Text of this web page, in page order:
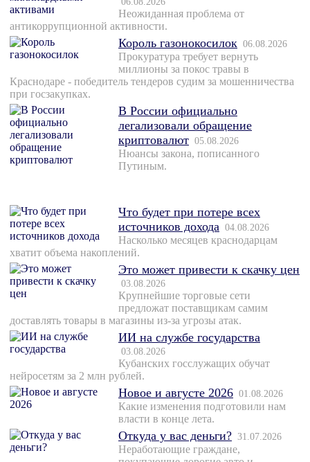
Неожиданная проблема от
антикоррупционной активности.
Король газонокосилок 06.08.2026
Прокуратура требует вернуть
миллионы за покос травы в
Краснодаре - победитель тендеров судим за мошенничества
при госзакупках.
В России официально
легализовали обращение
криптовалют 05.08.2026
Нюансы закона, пописанного
Путиным.
Что будет при потере всех
источников дохода 04.08.2026
Насколько месяцев краснодарцам
хватит объема накоплений.
Это может привести к скачку цен
03.08.2026
Крупнейшие торговые сети
предложат поставщикам самим
доставлять товары в магазины из-за угрозы атак.
ИИ на службе государства
03.08.2026
Кубанских госслужащих обучат
нейросетям за 2 млн рублей.
Новое и августе 2026 01.08.2026
Какие изменения подготовили нам
власти в конце лета.
Откуда у вас деньги? 31.07.2026
Неработающие граждане,